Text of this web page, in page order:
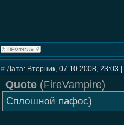
# Дата: Вторник, 07.10.2008,
Quote (FireVampire)
Сплошной пафос)